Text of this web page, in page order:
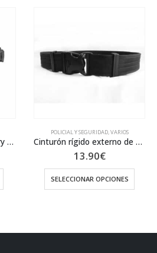
Riñonera 5.11 Select Carry Pistol 58604
POLICIAL Y SEGURIDAD,VARIOS
Cinturón rígido externo de servicio para policía MTP
13.90€
SELECCIONAR OPCIONES
Este producto tiene múltiples variantes. Las opciones se pueden elegir en la página de producto